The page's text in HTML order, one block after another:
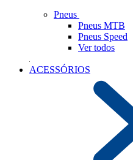
Pneus
Pneus MTB
Pneus Speed
Ver todos
ACESSÓRIOS